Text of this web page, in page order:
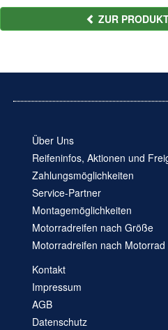
ZUR
Über Uns
Reifeninfos, Aktionen und
Zahlungsmöglichkeiten
Service-Partner
Montagemöglichkeiten
Motorradreifen nach Größe
Motorradreifen nach Motorrad
Kontakt
Impressum
AGB
Datenschutz